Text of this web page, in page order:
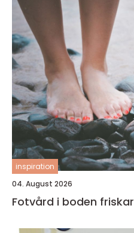
inspiration
04. August 2026
Fotvård i